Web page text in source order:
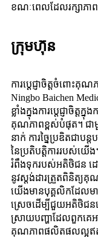
ខណៈពេលដែលរក្សាភ
ក្រុមហ៊ុន
ការប្តេជ្ញាចិត្តចំពោះ
Ningbo Baichen
ខ្លាំងក្នុងការប្តេជ្ញាចិត្
គុណភាពខ្ពស់បំផុត។ ជាមួ
នាក់ ការច្នៃប្រឌិតជាប
នៃប្រតិបត្តិការរបស់យើ
រំពឹងទុករបស់អតិថិជន ដោយ
នូវស្តង់ដារត្រួតពិនិត្យ
យើងមានបុគ្គលិកដែលម
ស្រេចដើម្បីជួយអតិថិជន
ស្រាយបញ្ហាដែលពួកគេ
គុណភាពផលិតផលល្អឥតខ្